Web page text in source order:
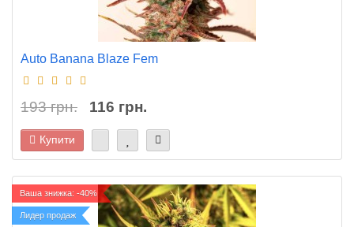
Auto Banana Blaze Fem
193 грн. 116 грн.
Купити
Ваша знижка: -40%
Лидер продаж